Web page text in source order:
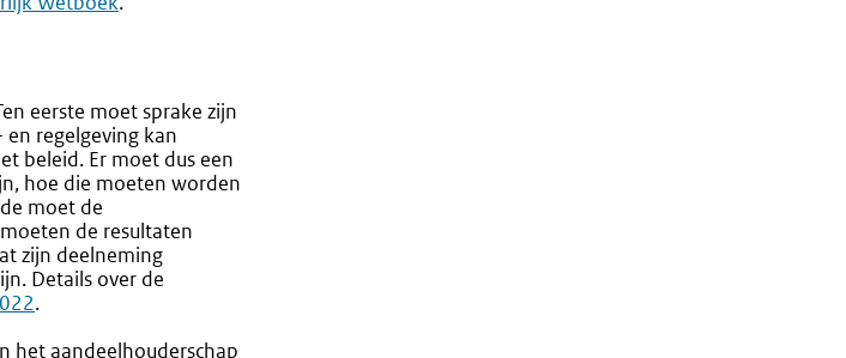
eerste moet sprake zijn
regelgeving kan
beleid. Er moet dus een
hoe die moeten worden
moet de
de resultaten
zijn deelneming
Details over de
.
het aandeelhouderschap